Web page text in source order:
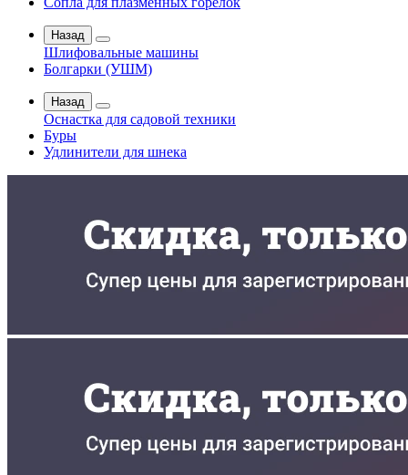
Назад
Шлифовальные машины
Болгарки (УШМ)
Назад
Оснастка для садовой техники
Буры
Удлинители для шнека